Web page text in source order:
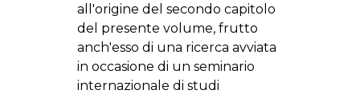
all'origine del secondo capitolo
del presente volume, frutto
anch'esso di una ricerca avviata
in occasione di un seminario
internazionale di studi